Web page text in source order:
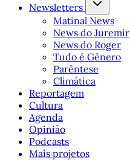
Newsletters
Matinal News
News do Juremir
News do Roger
Tudo é Gênero
Parêntese
Climática
Reportagem
Cultura
Agenda
Opinião
Podcasts
Mais projetos